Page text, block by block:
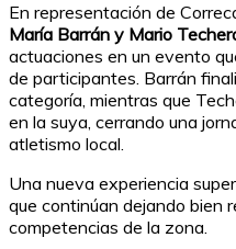
En representación de
María Barrán y Mario
actuaciones en un evento
de participantes. Barrán
categoría, mientras que
en la suya, cerrando una
atletismo local.
Una nueva experiencia
que continúan dejando bien
competencias de la zona.